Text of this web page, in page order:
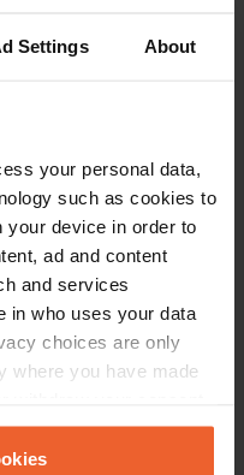
Settings About
your personal data,
such as cookies to
your device in order to
ad and content
and services
in who uses your data
choices are only
where you have made
or by clicking on
Copie